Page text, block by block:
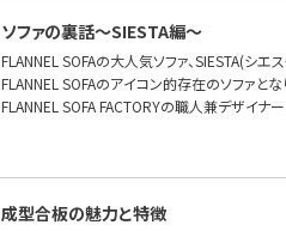
ソファの裏話〜SIESTA編〜
FLANNEL SOFAの大人気ソファ、SIESTA(シ
FLANNEL SOFAのアイコン的存在のソファとな
FLANNEL SOFA FACTORYの職人兼デザイナ
成型合板の魅力と特徴